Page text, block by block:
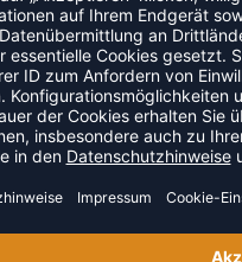
unseres Sortiments. Es
Fußabdruck zu
ZULETZT
DER